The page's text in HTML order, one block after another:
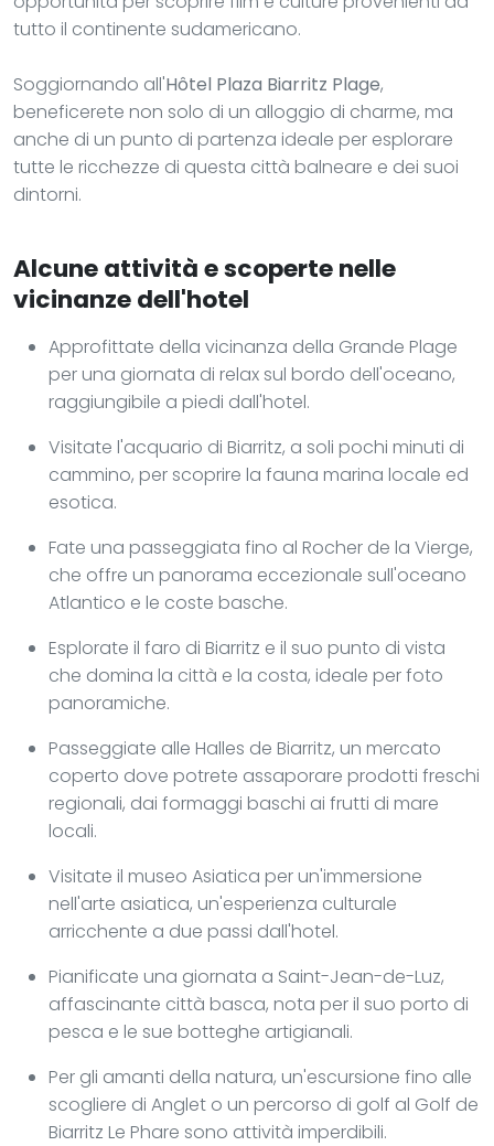
tutto il continente sudamericano.
Soggiornando all'Hôtel Plaza Biarritz Plage,
beneficerete non solo di un alloggio di charme, ma
anche di un punto di partenza ideale per esplorare
tutte le ricchezze di questa città balneare e dei suoi
dintorni.
Alcune attività e scoperte nelle
vicinanze dell'hotel
Approfittate della vicinanza della Grande Plage
per una giornata di relax sul bordo dell'oceano,
raggiungibile a piedi dall'hotel.
Visitate l'acquario di Biarritz, a soli pochi minuti di
cammino, per scoprire la fauna marina locale ed
esotica.
Fate una passeggiata fino al Rocher de la Vierge,
che offre un panorama eccezionale sull'oceano
Atlantico e le coste basche.
Esplorate il faro di Biarritz e il suo punto di vista
che domina la città e la costa, ideale per foto
panoramiche.
Passeggiate alle Halles de Biarritz, un mercato
coperto dove potrete assaporare prodotti freschi
regionali, dai formaggi baschi ai frutti di mare
locali.
Visitate il museo Asiatica per un'immersione
nell'arte asiatica, un'esperienza culturale
arricchente a due passi dall'hotel.
Pianificate una giornata a Saint-Jean-de-Luz,
affascinante città basca, nota per il suo porto di
pesca e le sue botteghe artigianali.
Per gli amanti della natura, un'escursione fino alle
scogliere di Anglet o un percorso di golf al Golf de
Biarritz Le Phare sono attività imperdibili.